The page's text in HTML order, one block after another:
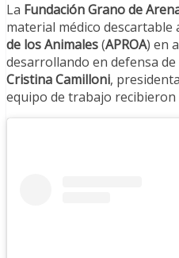
La Fundación Grano de
material médico descartable
de los Animales(APROA) en
desarrollando en defensa
Cristina Camilloni,
equipo de trabajo recibieron